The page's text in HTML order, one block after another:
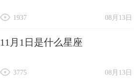
08月13日
1937
11月1日是什么星座
08月13日
3775